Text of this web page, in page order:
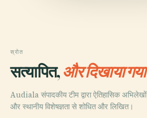
स्रोत
सत्यापित,और दिखाया
Audiala संपादकीय टीम द्वारा ऐतिहासिक
और स्थानीय विशेषज्ञता से शोधित और लिखित।